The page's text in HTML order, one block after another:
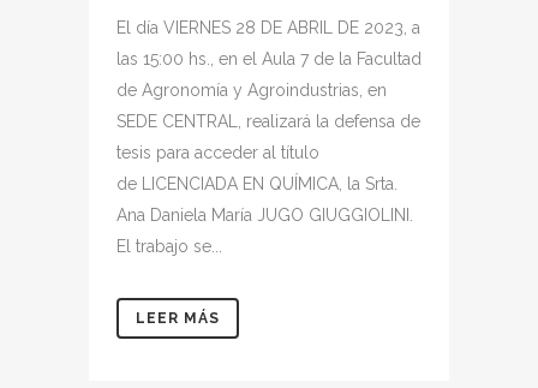
El día VIERNES 28 DE ABRIL DE 2023, a
las 15:00 hs., en el Aula 7 de la Facultad
de Agronomía y Agroindustrias, en
SEDE CENTRAL, realizará la defensa de
tesis para acceder al título
de LICENCIADA EN QUÍMICA, la Srta.
Ana Daniela María JUGO GIUGGIOLINI.
El trabajo se...
LEER MÁS